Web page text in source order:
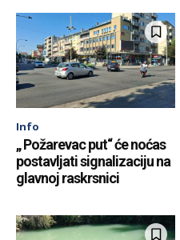
Info
„ Požarevac put“ će noćas
postavljati signalizaciju na
glavnoj raskrsnici